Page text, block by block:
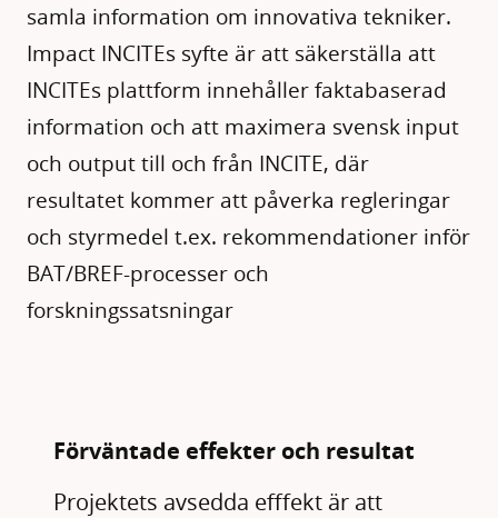
samla information om innovativa tekniker.
Impact INCITEs syfte är att säkerställa att
INCITEs plattform innehåller faktabaserad
information och att maximera svensk input
och output till och från INCITE, där
resultatet kommer att påverka regleringar
och styrmedel t.ex. rekommendationer inför
BAT/BREF-processer och
forskningssatsningar
Förväntade effekter och resultat
Projektets avsedda efffekt är att